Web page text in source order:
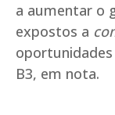
a aumentar o
expostos a
B3, em nota.